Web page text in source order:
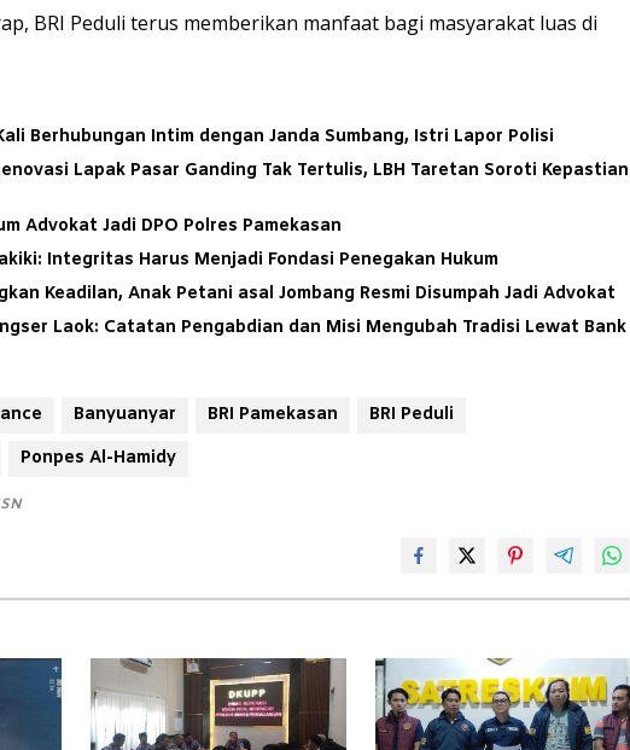
BRI Peduli terus memberikan manfaat bagi masyarakat luas di
Berhubungan Intim dengan Janda Sumbang, Istri Lapor Polisi
Lapak Pasar Ganding Tak Tertulis, LBH Taretan Soroti Kepastian
Advokat Jadi DPO Polres Pamekasan
Integritas Harus Menjadi Fondasi Penegakan Hukum
Keadilan, Anak Petani asal Jombang Resmi Disumpah Jadi Advokat
Laok: Catatan Pengabdian dan Misi Mengubah Tradisi Lewat Bank
Banyuanyar BRI Pamekasan
BRI Peduli
Ponpes Al-Hamidy